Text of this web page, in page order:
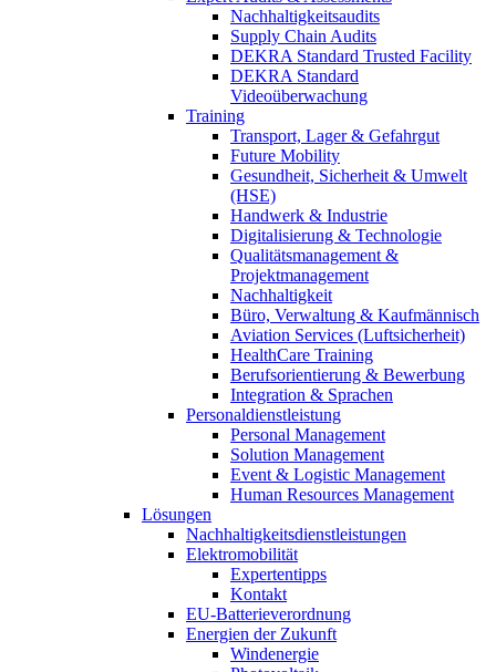
Nachhaltigkeitsaudits
Supply Chain Audits
DEKRA Standard Trusted Facility
DEKRA Standard
Videoüberwachung
Training
Transport, Lager & Gefahrgut
Future Mobility
Gesundheit, Sicherheit & Umwelt
(HSE)
Handwerk & Industrie
Digitalisierung & Technologie
Qualitätsmanagement &
Projektmanagement
Nachhaltigkeit
Büro, Verwaltung & Kaufmännisch
Aviation Services (Luftsicherheit)
HealthCare Training
Berufsorientierung & Bewerbung
Integration & Sprachen
Personaldienstleistung
Personal Management
Solution Management
Event & Logistic Management
Human Resources Management
Lösungen
Nachhaltigkeitsdienstleistungen
Elektromobilität
Expertentipps
Kontakt
EU-Batterieverordnung
Energien der Zukunft
Windenergie